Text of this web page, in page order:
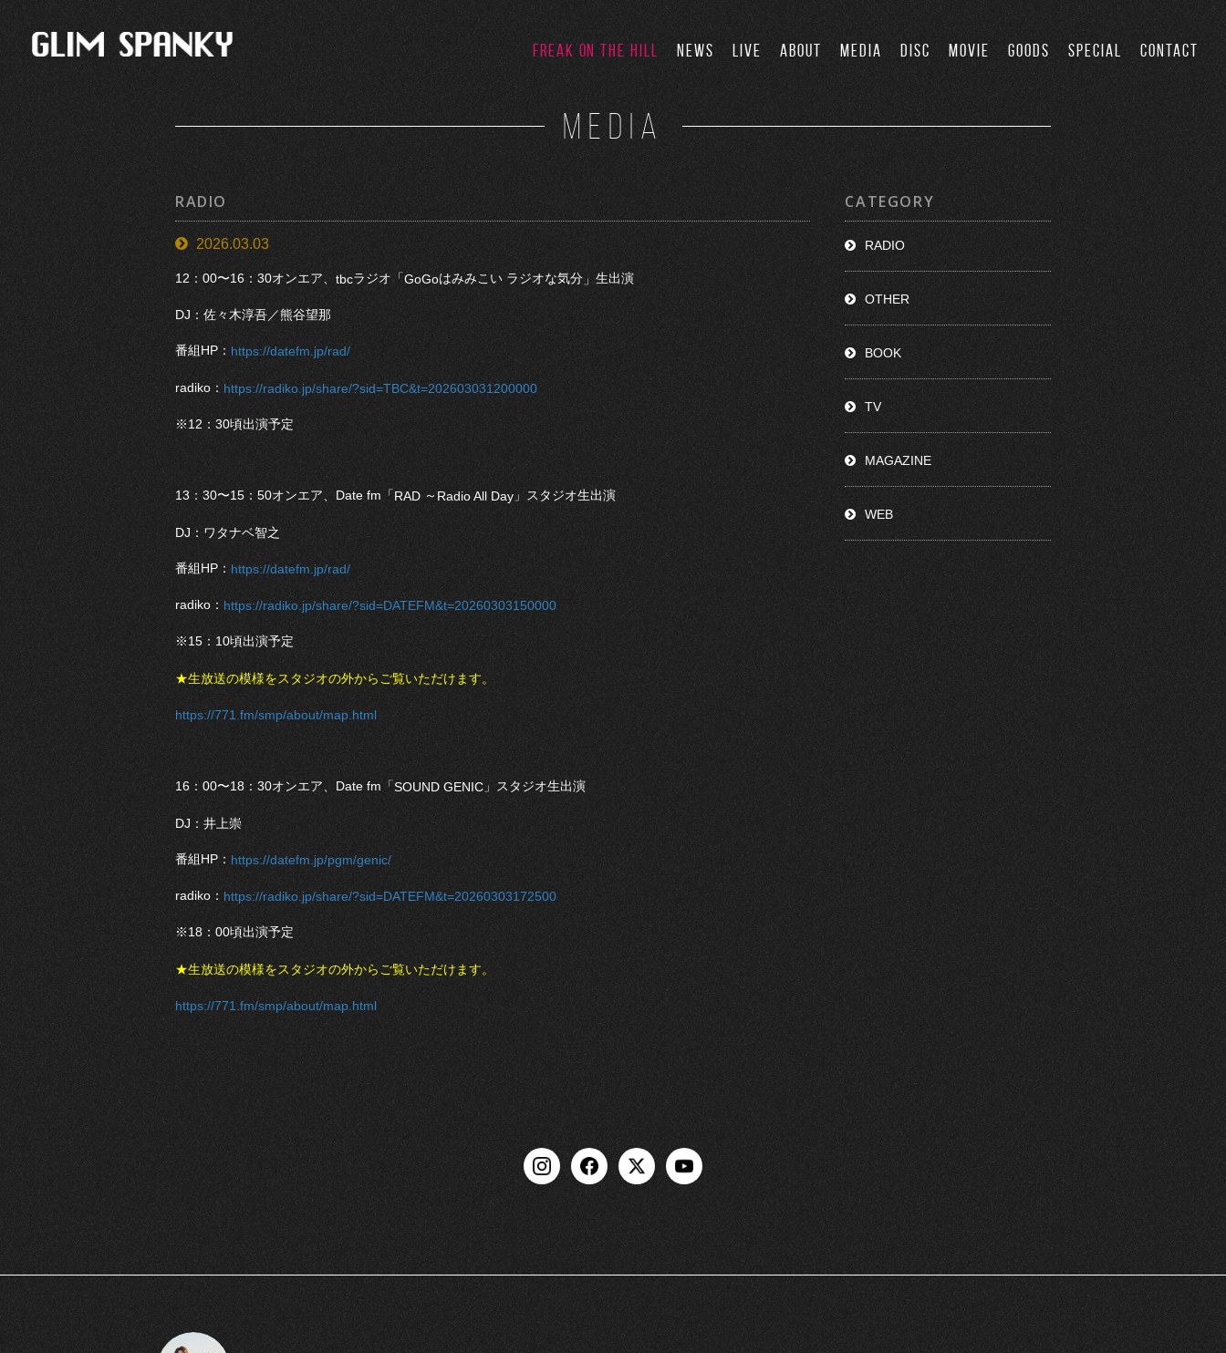
FREAK ON THE HILL NEWS LIVE ABOUT MEDIA DISC MOVIE GOODS SPECIAL CONTACT
MEDIA
RADIO
2026.03.03
12：00〜16：30オンエア、 tbcラジオ「GoGoはみみこい ラジオな気分 」 生出演
DJ：佐々木淳吾／熊谷望那
番組HP： https://datefm.jp/rad/
radiko： https://radiko.jp/share/?sid=TBC&t=202603031200000
※12：30頃出演予定
13：30〜15：50オンエア、Date fm「RAD ～ Radio All Day 」スタジオ生出演
DJ：ワタナベ智之
番組HP： https://datefm.jp/rad/
radiko： https://radiko.jp/share/?sid=DATEFM&t=20260303150000
※15：10頃出演予定
★生放送の模様をスタジオの外からご覧いただけます。
https://771.fm/smp/about/map.html
16：00〜18：30オンエア、Date fm「SOUND GENIC 」スタジオ生出演
DJ：井上崇
番組HP： https://datefm.jp/pgm/genic/
radiko： https://radiko.jp/share/?sid=DATEFM&t=20260303172500
※18：00頃出演予定
★生放送の模様をスタジオの外からご覧いただけます。
https://771.fm/smp/about/map.html
CATEGORY
RADIO
OTHER
BOOK
TV
MAGAZINE
WEB